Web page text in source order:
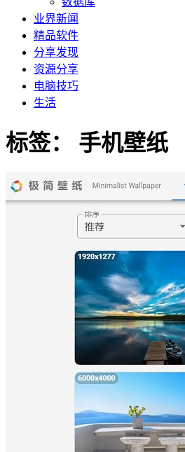
业界新闻
精品软件
分享发现
资源分享
电脑技巧
生活
标签： 手机壁纸